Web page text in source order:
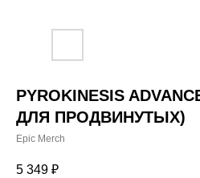
PYROKINESIS
ДЛЯ ПРОДВИНУТЫХ)
Epic Merch
5 349 ₽